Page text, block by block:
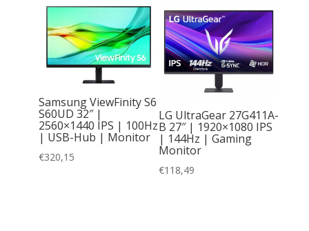
Samsung ViewFinity S6
S60UD 32″ |
2560×1440 IPS | 100Hz
| USB-Hub | Monitor
€320,15
LG UltraGear 27G411A-
B 27″ | 1920×1080 IPS
| 144Hz | Gaming
Monitor
€118,49